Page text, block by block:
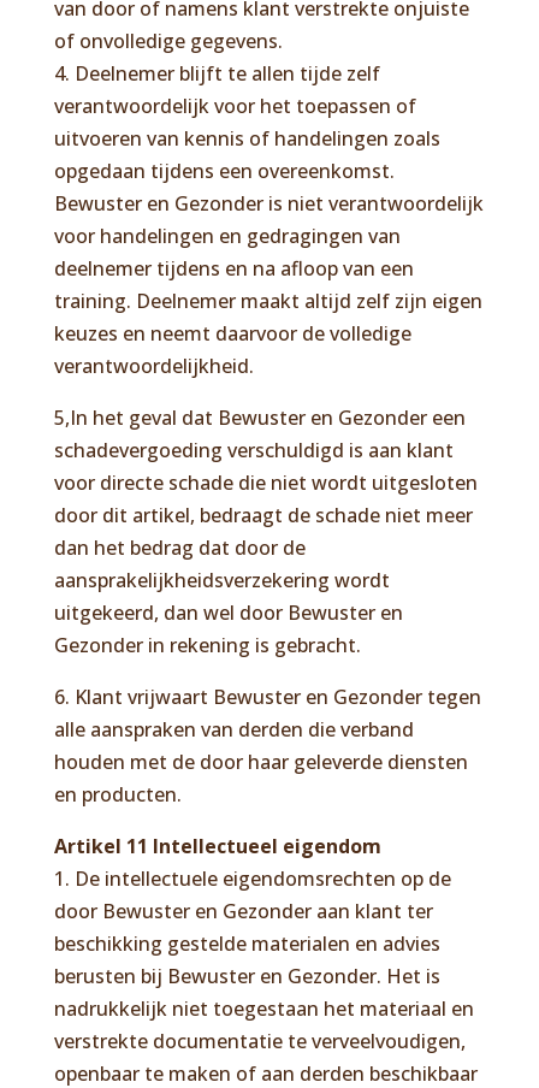
van door of namens klant verstrekte onjuiste
of onvolledige gegevens.
4. Deelnemer blijft te allen tijde zelf
verantwoordelijk voor het toepassen of
uitvoeren van kennis of handelingen zoals
opgedaan tijdens een overeenkomst.
Bewuster en Gezonder is niet verantwoordelijk
voor handelingen en gedragingen van
deelnemer tijdens en na afloop van een
training. Deelnemer maakt altijd zelf zijn eigen
keuzes en neemt daarvoor de volledige
verantwoordelijkheid.
5,In het geval dat Bewuster en Gezonder een
schadevergoeding verschuldigd is aan klant
voor directe schade die niet wordt uitgesloten
door dit artikel, bedraagt de schade niet meer
dan het bedrag dat door de
aansprakelijkheidsverzekering wordt
uitgekeerd, dan wel door Bewuster en
Gezonder in rekening is gebracht.
6. Klant vrijwaart Bewuster en Gezonder tegen
alle aanspraken van derden die verband
houden met de door haar geleverde diensten
en producten.
Artikel 11 Intellectueel eigendom
1. De intellectuele eigendomsrechten op de
door Bewuster en Gezonder aan klant ter
beschikking gestelde materialen en advies
berusten bij Bewuster en Gezonder. Het is
nadrukkelijk niet toegestaan het materiaal en
verstrekte documentatie te verveelvoudigen,
openbaar te maken of aan derden beschikbaar